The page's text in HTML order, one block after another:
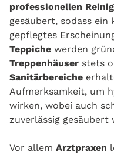
professionellen
gesäubert, sodass
gepflegtes
Teppiche werden
Treppenhäuser stets
Sanitärbereiche
Aufmerksamkeit, um
wirken, wobei auch
zuverlässig gesäubert
Vor allem Arztpraxen